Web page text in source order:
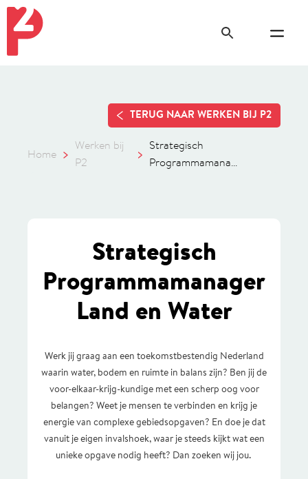
TERUG NAAR WERKEN BIJ P2
Home
Werken bij
P2
Strategisch
Programmamana...
Strategisch
Programmamanager
Land en Water
Werk jij graag aan een toekomstbestendig Nederland
waarin water, bodem en ruimte in balans zijn? Ben jij de
voor-elkaar-krijg-kundige met een scherp oog voor
belangen? Weet je mensen te verbinden en krijg je
energie van complexe gebiedsopgaven? En doe je dat
vanuit je eigen invalshoek, waar je steeds kijkt wat een
unieke opgave nodig heeft? Dan zoeken wij jou.